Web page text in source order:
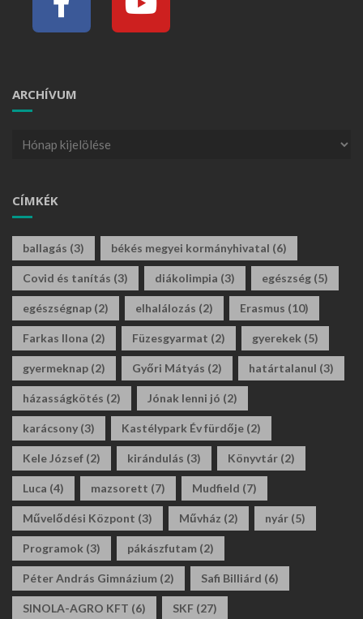
ARCHÍVUM
CÍMKÉK
ballagás (3) békés megyei kormányhivatal (6)
Covid és tanítás (3) diákolimpia (3) egészség (5)
egészségnap (2) elhalálozás (2) Erasmus (10)
Farkas Ilona (2) Füzesgyarmat (2) gyerekek (5)
gyermeknap (2) Győri Mátyás (2) határtalanul (3)
házasságkötés (2) Jónak lenni jó (2)
karácsony (3) Kastélypark Év fürdője (2)
Kele József (2) kirándulás (3) Könyvtár (2)
Luca (4) mazsorett (7) Mudfield (7)
Művelődési Központ (3) Művház (2) nyár (5)
Programok (3) pákászfutam (2)
Péter András Gimnázium (2) Safi Billiárd (6)
SINOLA-AGRO KFT (6) SKF (27)